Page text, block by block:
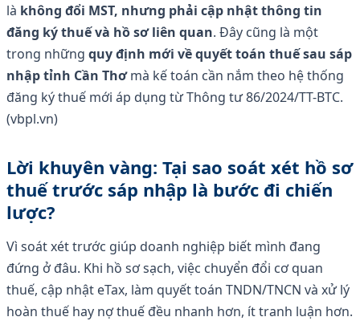
là không đổi MST, nhưng phải cập nhật thông tin
đăng ký thuế và hồ sơ liên quan. Đây cũng là một
trong những quy định mới về quyết toán thuế sau sáp
nhập tỉnh Cần Thơmà kế toán cần nắm theo hệ thống
đăng ký thuế mới áp dụng từ Thông tư 86/2024/TT-BTC.
(vbpl.vn)
Lời khuyên vàng: Tại sao soát xét hồ sơ
thuế trước sáp nhập là bước đi chiến
lược?
Vì soát xét trước giúp doanh nghiệp biết mình đang
đứng ở đâu. Khi hồ sơ sạch, việc chuyển đổi cơ quan
thuế, cập nhật eTax, làm quyết toán TNDN/TNCN và xử lý
hoàn thuế hay nợ thuế đều nhanh hơn, ít tranh luận hơn.